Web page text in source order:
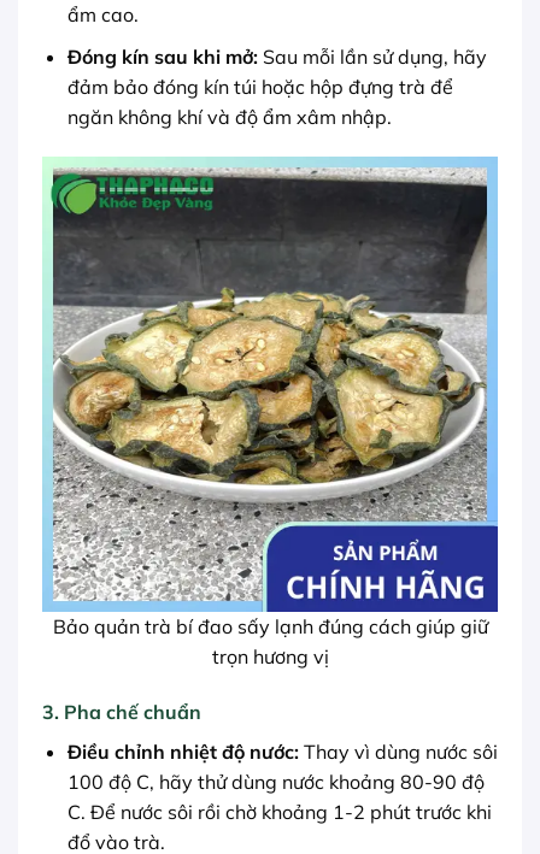
ẩm cao.
Đóng kín sau khi mở:Sau mỗi lần sử dụng, hãy
đảm bảo đóng kín túi hoặc hộp đựng trà để
ngăn không khí và độ ẩm xâm nhập.
Bảo quản trà bí đao sấy lạnh đúng cách giúp giữ
trọn hương vị
3. Pha chế chuẩn
Điều chỉnh nhiệt độ nước:Thay vì dùng nước sôi
100 độ C, hãy thử dùng nước khoảng 80-90 độ
C. Để nước sôi rồi chờ khoảng 1-2 phút trước khi
đổ vào trà.